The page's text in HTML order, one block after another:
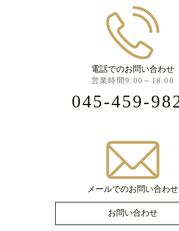
電話でのお問い合わせ
営業時間9:00～18:00
045-459-
メールでのお問い合わせ
お問い合わせ